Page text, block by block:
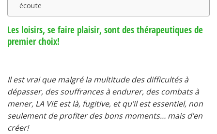
écoute
Les loisirs, se faire plaisir, sont des thérapeutiques de
premier choix!
Il est vrai que malgré la multitude des difficultés à
dépasser, des souffrances à endurer, des combats à
mener, LA ViE est là, fugitive, et qu’il est essentiel, non
seulement de profiter des bons moments… mais d’en
créer!